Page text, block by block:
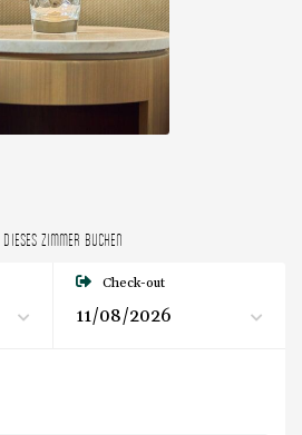
DIESES ZIMMER BUCHEN
Check-out